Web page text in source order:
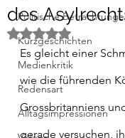
Politische
Kurzgeschichten
Medienkritik
Redensart
Alltagsimpressionen
des
Mit NaN von 5
Es gleicht einer
wie die führenden
Grossbritanniens
gerade versuchen,